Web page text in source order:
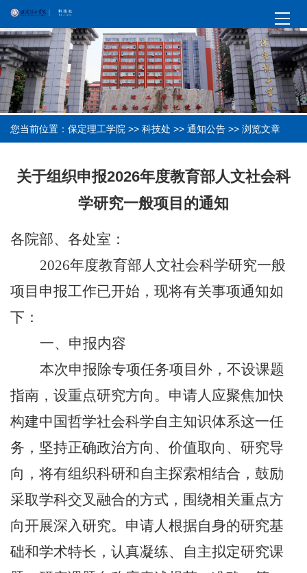
您当前位置： 保定理工学院 >> 科技处 >> 通知公告 >> 浏览文章
关于组织申报2026年度教育部人文社会科
学研究一般项目的通知
各院部、各处室：
2026年度教育部人文社会科学研究一般
项目申报工作已开始，现将有关事项通知如
下：
一、申报内容
本次申报除专项任务项目外，不设课题
指南，设重点研究方向。申请人应聚焦加快
构建中国哲学社会科学自主知识体系这一任
务，坚持正确政治方向、价值取向、研究导
向，将有组织科研和自主探索相结合，鼓励
采取学科交叉融合的方式，围绕相关重点方
向开展深入研究。申请人根据自身的研究基
础和学术特长，认真凝练、自主拟定研究课